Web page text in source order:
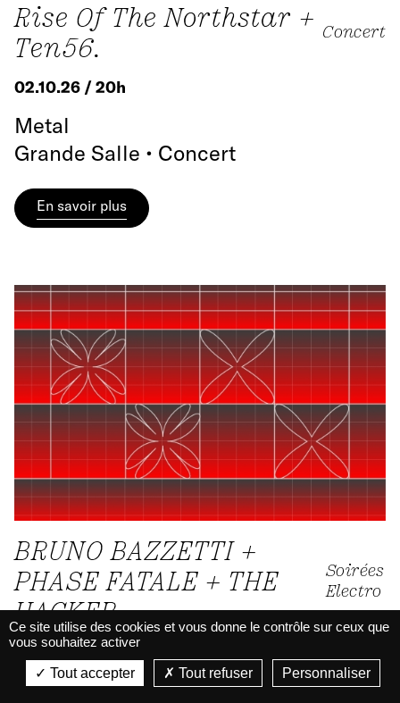
Rise Of The Northstar +
Ten56.
Concert
02.10.26 / 20h
Metal
Grande Salle • Concert
En savoir plus
BRUNO BAZZETTI +
PHASE FATALE + THE
HACKER
Soirées
Electro
Du 03.10.26 / 23h55 au 04.10.26 / 5h30
Techno
La Belle Électrique
La Belle Électrique
VIEW - On Google Play
VIEW
Ce site utilise des cookies et vous donne le contrôle sur ceux que
vous souhaitez activer
Tout accepter Tout refuser Personnaliser